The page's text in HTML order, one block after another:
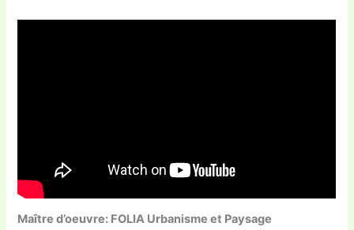
Maître d’oeuvre: FOLIA Urbanisme et Paysage